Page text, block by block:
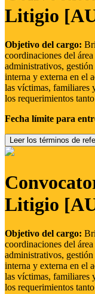
Litigio
Objetivo del cargo:
coordinaciones del
administrativos,
interna y externa en el
las víctimas, familiares
los requerimientos
Fecha límite para
Leer los términos de
Litigio
Objetivo del cargo:
coordinaciones del
administrativos,
interna y externa en el
las víctimas, familiares
los requerimientos